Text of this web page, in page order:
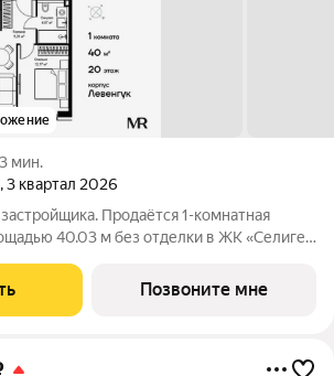
мин.
, 3 квартал 2026
Продаётся 1-комнатная
40.03 м без отделки в ЖК «Селигер
Позвоните мне